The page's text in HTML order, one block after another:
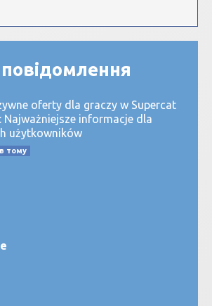
oferty dla graczy w Supercat
Najważniejsze informacje dla
użytkowników
тому